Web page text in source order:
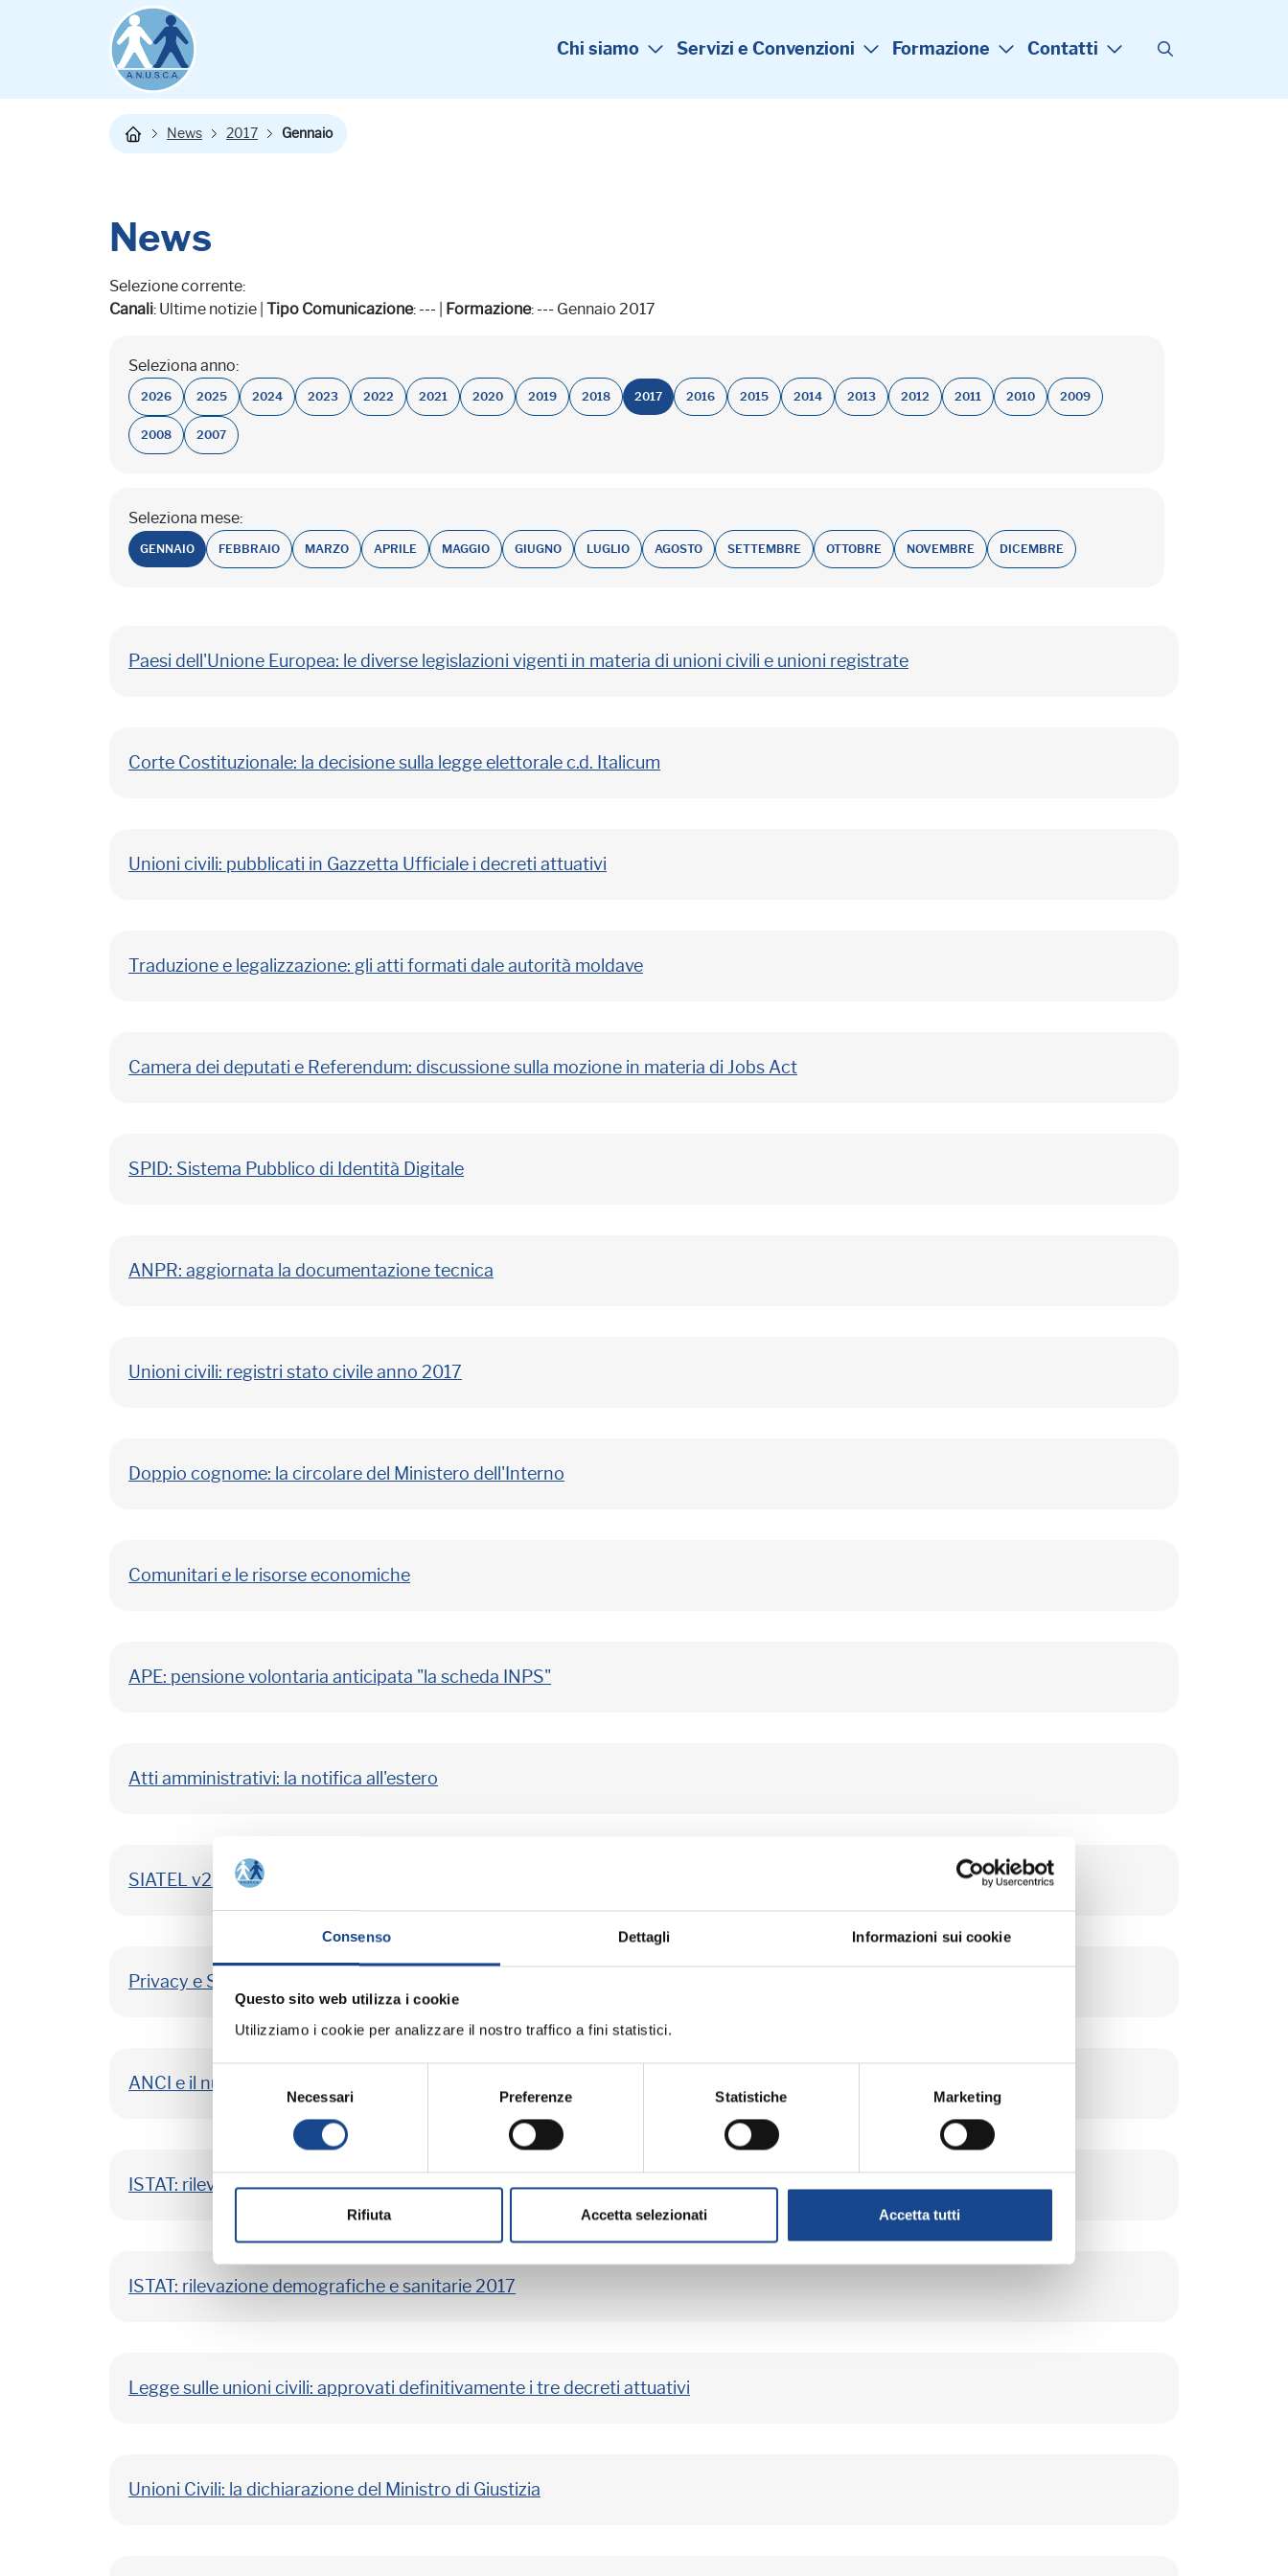
Consenso Dettagli Informazioni sui cookie
Questo sito web utilizza i cookie
Utilizziamo i cookie per analizzare il nostro traffico a fini statistici.
Necessari Preferenze Statistiche Marketing
Rifiuta Accetta selezionati Accetta tutti
Chi siamo Servizi e Convenzioni Formazione Contatti
News 2017 Gennaio
News
Selezione corrente:
Canali: Ultime notizie | Tipo Comunicazione: --- | Formazione: --- Gennaio 2017
Seleziona anno:
2026 2025 2024 2023 2022 2021 2020 2019 2018 2017 2016 2015 2014 2013 2012 2011 2010 2009
2008 2007
Seleziona mese:
GENNAIO FEBBRAIO MARZO APRILE MAGGIO GIUGNO LUGLIO AGOSTO SETTEMBRE OTTOBRE NOVEMBRE DICEMBRE
Paesi dell'Unione Europea: le diverse legislazioni vigenti in materia di unioni civili e unioni registrate
Corte Costituzionale: la decisione sulla legge elettorale c.d. Italicum
Unioni civili: pubblicati in Gazzetta Ufficiale i decreti attuativi
Traduzione e legalizzazione: gli atti formati dale autorità moldave
Camera dei deputati e Referendum: discussione sulla mozione in materia di Jobs Act
SPID: Sistema Pubblico di Identità Digitale
ANPR: aggiornata la documentazione tecnica
Unioni civili: registri stato civile anno 2017
Doppio cognome: la circolare del Ministero dell'Interno
Comunitari e le risorse economiche
APE: pensione volontaria anticipata "la scheda INPS"
Atti amministrativi: la notifica all'estero
SIATEL v2 - Punto FISCO - Servizi demografici: i servizi disponibili
Privacy e SPID: la raccolta dei pareri
ANCI e il nuovo archivio dei numeri civici
ISTAT: rilevazione delle Liste Anagrafiche Comunali (LAC) entro il 28 febbraio 2017
ISTAT: rilevazione demografiche e sanitarie 2017
Legge sulle unioni civili: approvati definitivamente i tre decreti attuativi
Unioni Civili: la dichiarazione del Ministro di Giustizia